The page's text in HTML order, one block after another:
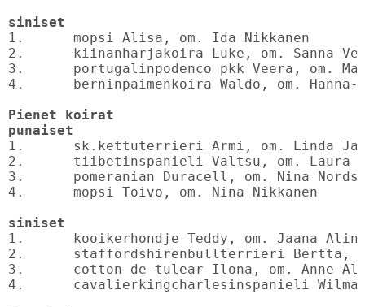
siniset
1.	mopsi Alisa, om. Ida Nikkanen		BIS4
2.	kiinanharjakoira Luke, om. Sanna Vehkomäki
3.	portugalinpodenco pkk Veera, om. Marke Kärkkäinen
4.	berninpaimenkoira Waldo, om. Hanna-Mari Korelin
Pienet koirat
punaiset
1.	sk.kettuterrieri Armi, om. Linda Jalonen	BIS3
2.	tiibetinspanieli Valtsu, om. Laura Koivuranta
3.	pomeranian Duracell, om. Nina Nordström
4.	mopsi Toivo, om. Nina Nikkanen
siniset
1.	kooikerhondje Teddy, om. Jaana Alinen	BIS8
2.	staffordshirenbullterrieri Bertta, om. Tanja Kivioja
3.	cotton de tulear Ilona, om. Anne Alén
4.	cavalierkingcharlesinspanieli Wilma, om. Hanna Manninen